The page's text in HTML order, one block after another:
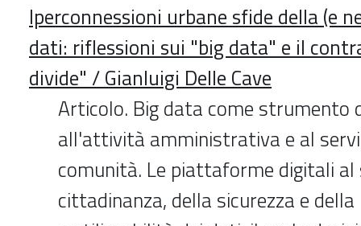
Iperconnessioni urbane sfide della (e
dati: riflessioni sui "big data" e il
divide" / Gianluigi Delle Cave
Articolo. Big data come strumento
all'attività amministrativa e al
comunità. Le piattaforme digitali al
cittadinanza, della sicurezza e